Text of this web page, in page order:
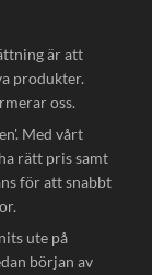
är att
produkter.
oss.
Med vårt
rätt pris samt
för att snabbt
ute på
början av